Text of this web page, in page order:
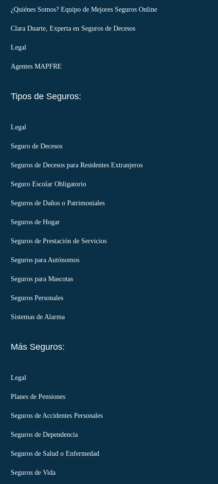
¿Quiénes Somos? Equipo de Mejores Seguros Online
Clara Duarte, Experta en Seguros de Decesos
Legal
Agentes MAPFRE
Tipos de Seguros:
Legal
Seguro de Decesos
Seguros de Decesos para Residentes Extranjeros
Seguro Escolar Obligatorio
Seguros de Daños o Patrimoniales
Seguros de Hogar
Seguros de Prestación de Servicios
Seguros para Autónomos
Seguros para Mascotas
Seguros Personales
Sistemas de Alarma
Más Seguros:
Legal
Planes de Pensiones
Seguros de Accidentes Personales
Seguros de Dependencia
Seguros de Salud o Enfermedad
Seguros de Vida